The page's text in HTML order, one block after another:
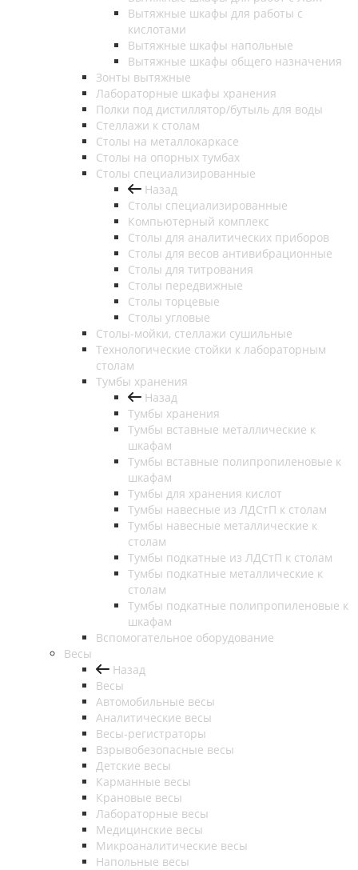
Вытяжные шкафы для работы с
кислотами
Вытяжные шкафы напольные
Вытяжные шкафы общего назначения
Зонты вытяжные
Лабораторные шкафы хранения
Полки под дистиллятор/бутыль для воды
Стеллажи к столам
Столы на металлокаркасе
Столы на опорных тумбах
Столы специализированные
Назад
Столы специализированные
Компьютерный комплекс
Столы для аналитических приборов
Столы для весов антивибрационные
Столы для титрования
Столы передвижные
Столы торцевые
Столы угловые
Столы-мойки, стеллажи сушильные
Технологические стойки к лабораторным
столам
Тумбы хранения
Назад
Тумбы хранения
Тумбы вставные металлические к
шкафам
Тумбы вставные полипропиленовые к
шкафам
Тумбы для хранения кислот
Тумбы навесные из ЛДСтП к столам
Тумбы навесные металлические к
столам
Тумбы подкатные из ЛДСтП к столам
Тумбы подкатные металлические к
столам
Тумбы подкатные полипропиленовые к
шкафам
Вспомогательное оборудование
Весы
Назад
Весы
Автомобильные весы
Аналитические весы
Весы-регистраторы
Взрывобезопасные весы
Детские весы
Карманные весы
Крановые весы
Лабораторные весы
Медицинские весы
Микроаналитические весы
Напольные весы